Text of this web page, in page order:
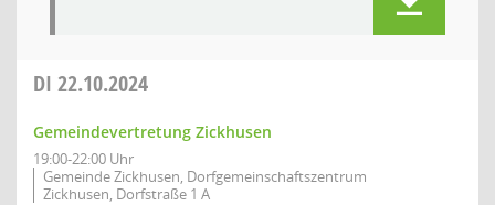
DI 22.10.2024
Gemeindevertretung Zickhusen
19:00-22:00 Uhr
Gemeinde Zickhusen, Dorfgemeinschaftszentrum
Zickhusen, Dorfstraße 1 A